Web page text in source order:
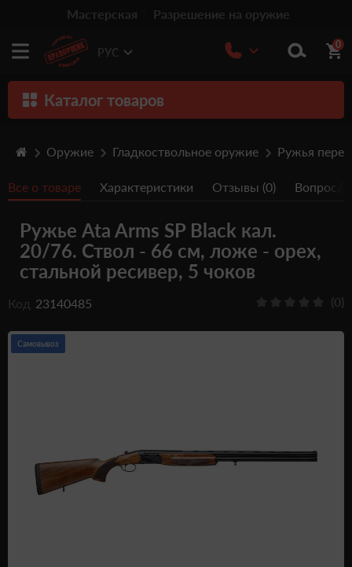
Мастерская Разрешение на оружие
РУС
0
Каталог товаров
Травматическое оружие
Пистолеты
Оптика
Релоадинг патронов
Оружие Гладкоствольное оружие Ружья
Все о товаре Характеристики Отзывы (0) Вопрос/
Ружье Ata Arms SP Black кал.
20/76. Ствол - 66 см, ложе - орех,
стальной ресивер, 5 чоков
Код 23140485 (0)
Самовывоз